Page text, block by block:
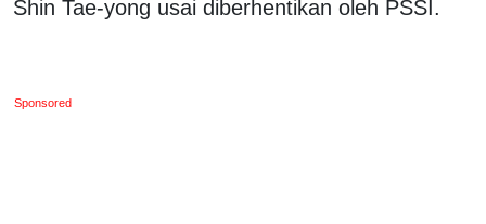
Shin Tae-yong usai diberhentikan oleh PSSI.
Sponsored